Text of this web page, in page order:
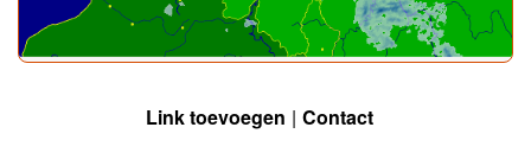
Link toevoegen Contact